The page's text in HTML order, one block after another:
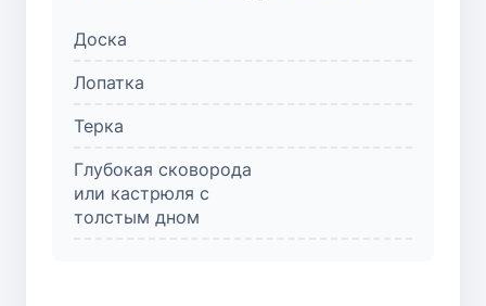
Доска
Лопатка
Терка
Глубокая сковорода
или кастрюля с
толстым дном